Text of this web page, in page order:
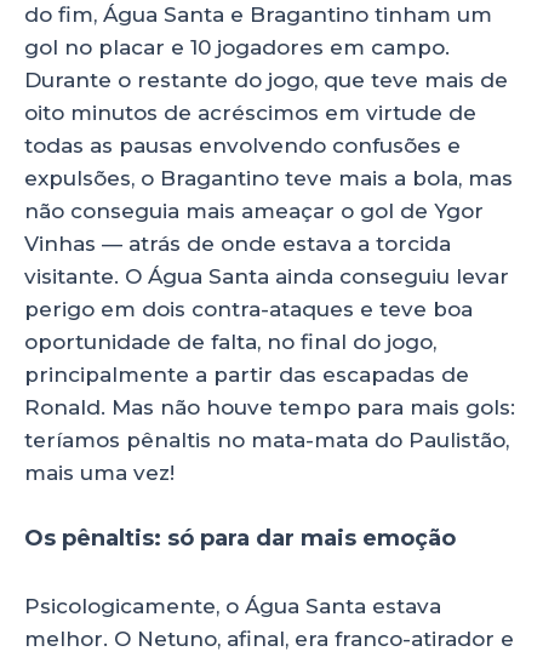
do fim, Água Santa e Bragantino tinham um
gol no placar e 10 jogadores em campo.
Durante o restante do jogo, que teve mais de
oito minutos de acréscimos em virtude de
todas as pausas envolvendo confusões e
expulsões, o Bragantino teve mais a bola, mas
não conseguia mais ameaçar o gol de Ygor
Vinhas — atrás de onde estava a torcida
visitante. O Água Santa ainda conseguiu levar
perigo em dois contra-ataques e teve boa
oportunidade de falta, no final do jogo,
principalmente a partir das escapadas de
Ronald. Mas não houve tempo para mais gols:
teríamos pênaltis no mata-mata do Paulistão,
mais uma vez!
Os pênaltis: só para dar mais emoção
Psicologicamente, o Água Santa estava
melhor. O Netuno, afinal, era franco-atirador e